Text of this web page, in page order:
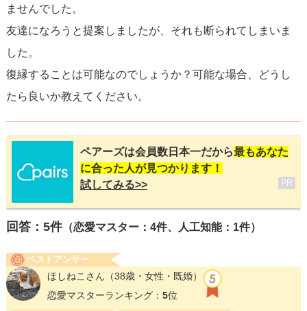
ませんでした。
友達になろうと提案しましたが、それも断られてしまいま
した。
復縁することは可能なのでしょうか？可能な場合、どうし
たら良いか教えてください。
ペアーズは会員数日本一だから最もあなた
に合った人が見つかります！
試してみる>>
PR
回答： 5件（恋愛マスター：4件、人工知能：1件）
ベストアンサー
ほしねこさん （38歳・女性・既婚）
恋愛マスターランキング： 5位